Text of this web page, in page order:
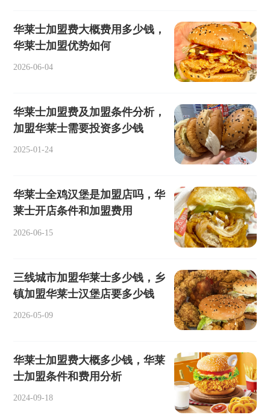
华莱士加盟费大概费用多少钱，
华莱士加盟优势如何
2026-06-04
华莱士加盟费及加盟条件分析，
加盟华莱士需要投资多少钱
2025-01-24
华莱士全鸡汉堡是加盟店吗，华
莱士开店条件和加盟费用
2026-06-15
三线城市加盟华莱士多少钱，乡
镇加盟华莱士汉堡店要多少钱
2026-05-09
华莱士加盟费大概多少钱，华莱
士加盟条件和费用分析
2024-09-18